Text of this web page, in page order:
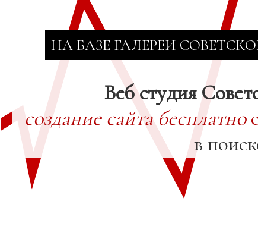
НА БАЗЕ ГАЛЕРЕИ
Веб студия
создание сайта бесплатно
в